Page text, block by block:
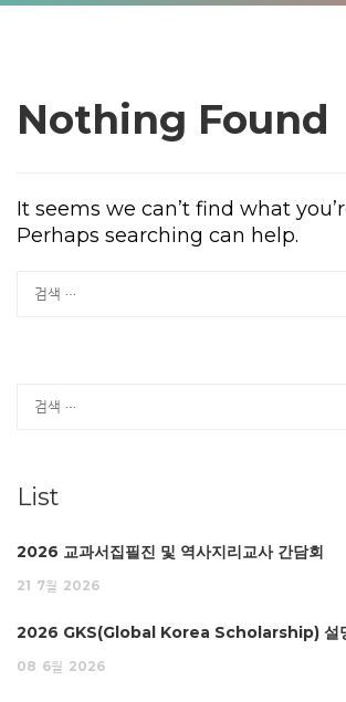
Nothing Found
It seems we can’t find what
Perhaps searching can help.
List
2026 교과서집필진 및 역사지리교사 간담회
21 7월 2026
2026 GKS(Global Korea Scholarship) 설
08 6월 2026